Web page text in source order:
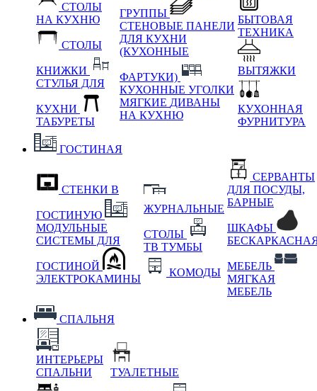
СТОЛЫ
НА КУХНЮ
СТОЛЫ
КНИЖКИ
СТУЛЬЯ ДЛЯ
КУХНИ
ТАБУРЕТЫ
ГРУППЫ
СТЕНОВЫЕ ПАНЕЛИ
ДЛЯ КУХНИ
(КУХОННЫЕ
ФАРТУКИ)
КУХОННЫЕ УГОЛКИ
МЯГКИЕ ДИВАНЫ
НА КУХНЮ
БЫТОВАЯ
ТЕХНИКА
ВЫТЯЖКИ
КУХОННАЯ
ФУРНИТУРА
ГОСТИНАЯ
СТЕНКИ В
ГОСТИНУЮ
МОДУЛЬНЫЕ
СИСТЕМЫ ДЛЯ
ГОСТИНОЙ
ЭЛЕКТРОКАМИНЫ
ЖУРНАЛЬНЫЕ
СТОЛЫ
ТВ ТУМБЫ
КОМОДЫ
СЕРВАНТЫ
ДЛЯ ПОСУДЫ,
БАРНЫЕ
ШКАФЫ
МЕБЕЛЬ
МЯГКАЯ
МЕБЕЛЬ
СПАЛЬНЯ
ИНТЕРЬЕРЫ
СПАЛЬНИ
ТУАЛЕТНЫЕ